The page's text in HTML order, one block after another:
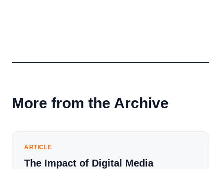
More from the Archive
ARTICLE
The Impact of Digital Media